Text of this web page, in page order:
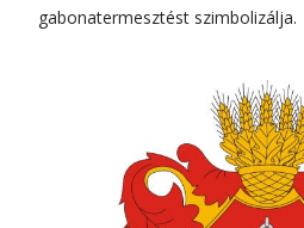
gabonatermesztést szimbolizálja.